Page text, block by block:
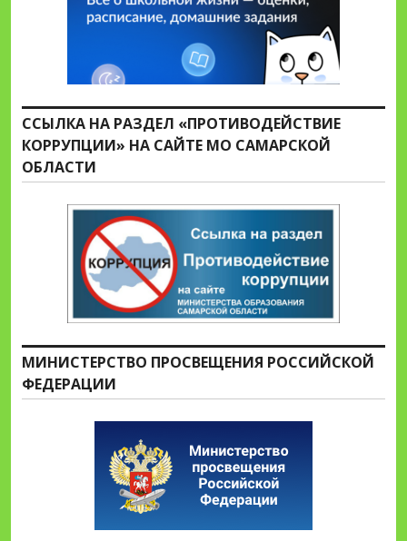
ССЫЛКА НА РАЗДЕЛ «ПРОТИВОДЕЙСТВИЕ
КОРРУПЦИИ» НА САЙТЕ МО САМАРСКОЙ
ОБЛАСТИ
МИНИСТЕРСТВО ПРОСВЕЩЕНИЯ РОССИЙСКОЙ
ФЕДЕРАЦИИ